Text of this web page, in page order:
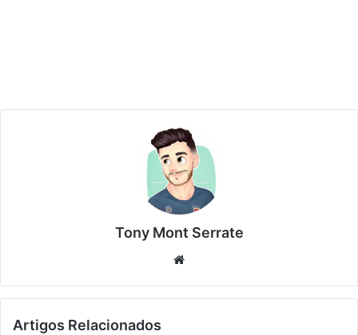
Tony Mont Serrate
te
Artigos Relacionados